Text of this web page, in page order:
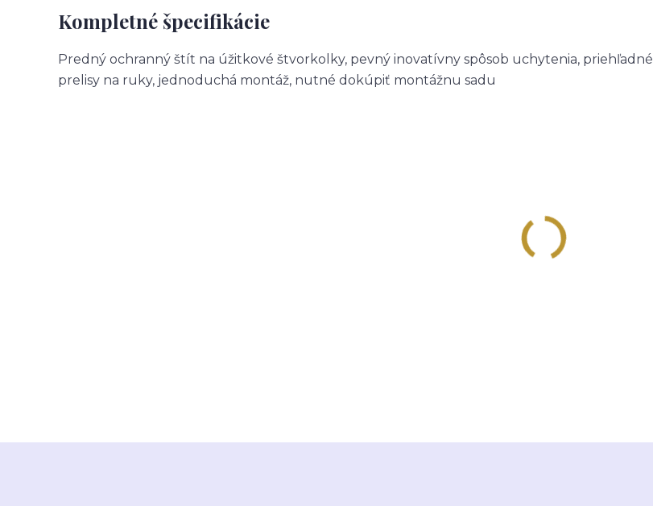
Kompletné špecifikácie
Predný ochranný štít na úžitkové štvorkolky, pevný inovatívny spôsob uchytenia, priehľadné
prelisy na ruky, jednoduchá montáž, nutné dokúpiť montážnu sadu